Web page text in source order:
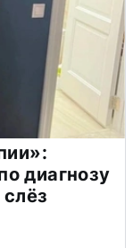
диагнозу